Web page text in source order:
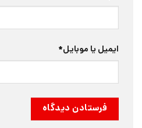
ایمیل یا موبایل*